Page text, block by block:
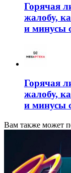
Горячая
жалобу,
и минусы
Горячая
жалобу,
и минусы
Вам также может